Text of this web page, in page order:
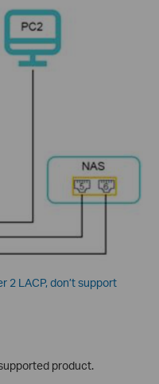
2 LACP, don’t support
product.